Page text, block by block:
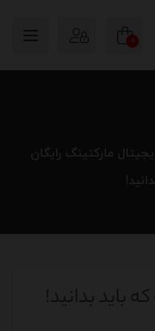
0
مارکتینگ رایگان
باید بدانید!